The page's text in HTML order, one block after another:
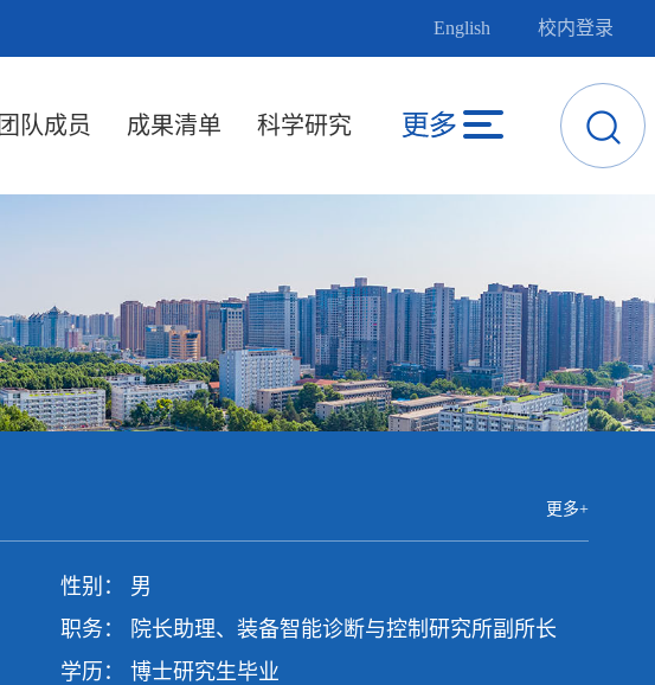
English 校内登录
团队成员 成果清单 科学研究
更多+
性别： 男
职务： 院长助理、装备智能诊断与控制研究所副所长
学历： 博士研究生毕业